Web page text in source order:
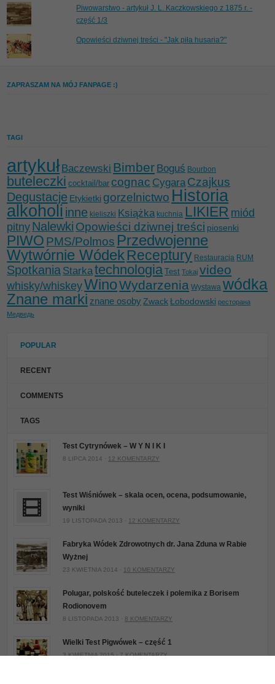
Piwowarstwo - artykuł J. L. Kaczkowskiego z 1875 r. -
część 1/3
Opowieści dziwnej treści - "Jak piła husaria?"
ZAPRASZAM NA MÓJ FANPAGE :)
TAGI
artykułBaczewski Bimber Boguś Bourbon
buteleczki cocktail/bar cognac CygaraCzajkus
Degustacje Etykietki gorzelnictwo Historia
alkoholi inne kieliszki Książka kuchnia LIKIER miód
pitny Nalewki Opowieści dziwnej treści piosenki
PIWO PMS/Polmos Przedwojenne
Wytwórnie WódekReceptury Restauracja RUM
Spotkania Starkatechnologia Test Tokaj video
whisky/whiskeyWinoWydarzenia Wystawa wódka
Znane marki znane osoby Zwack Łobodowski ресторана
Медведь
POPULAR
RECENT
COMMENTS
TAGS
Test Cytrynówek – W Y N I K I
8 LIPCA 2014 · 12 KOMENTARZY
Test Wiśniówek – skala ocen, ocena, podsumowanie,
wyniki
19 LISTOPADA 2013 · 12 KOMENTARZY
Fabryka Wódek Zdrowotnych dr. Jana Zduna w Rabie
Wyżnej
23 KWIETNIA 2014 · 10 KOMENTARZY
Polugar, polskość buteleczek i polemika z Borisem
Rodionovem
8 LISTOPADA 2013 · 8 KOMENTARZY
Wielki Test Pigwówek – część 1
3 KWIETNIA 2015 ·7 KOMENTARZY